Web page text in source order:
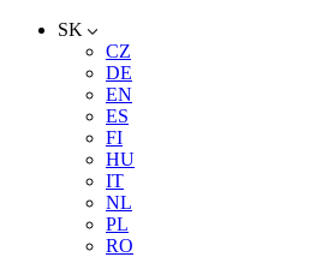
SK
CZ
DE
EN
ES
FI
HU
IT
NL
PL
RO